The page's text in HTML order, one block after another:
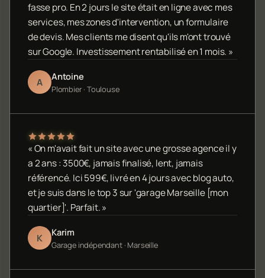
fasse pro. En 2 jours le site était en ligne avec mes
services, mes zones d'intervention, un formulaire
de devis. Mes clients me disent qu'ils m'ont trouvé
sur Google. Investissement rentabilisé en 1 mois. »
A Antoine
Plombier · Toulouse
« On m'avait fait un site avec une grosse agence il y
a 2 ans : 3500€, jamais finalisé, lent, jamais
référencé. Ici 599€, livré en 4 jours avec blog auto,
et je suis dans le top 3 sur 'garage Marseille [mon
quartier]'. Parfait. »
K Karim
Garage indépendant · Marseille